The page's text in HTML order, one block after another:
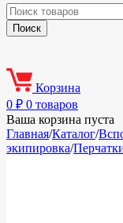
Корзина
0 ₽ 0 товаров
Ваша корзина пуста
Главная/Каталог/
экипировка/